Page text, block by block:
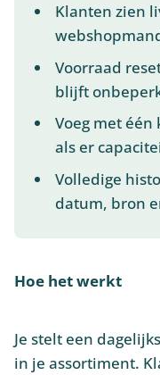
Klanten zien
Voorraad
blijft
Voeg met
als er
Volledige
datum, bron
Hoe het werkt
Je stelt een
in je assortiment.